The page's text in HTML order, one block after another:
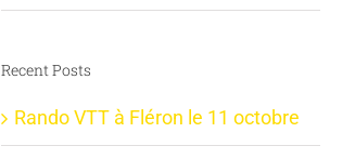
Recent Posts
Rando VTT à Fléron le 11 octobre